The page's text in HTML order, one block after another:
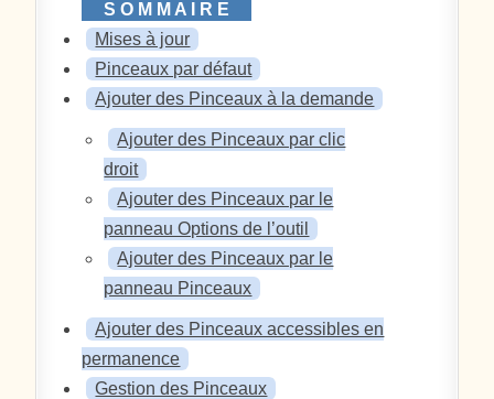
Mises à jour
Pinceaux par défaut
Ajouter des Pinceaux à la demande
Ajouter des Pinceaux par clic
droit
Ajouter des Pinceaux par le
panneau Options de l’outil
Ajouter des Pinceaux par le
panneau Pinceaux
Ajouter des Pinceaux accessibles en
permanence
Gestion des Pinceaux